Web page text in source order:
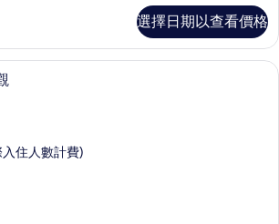
選擇日期以查看價格
客房內保險箱、書桌、遮光布/窗簾、
住人數計費)